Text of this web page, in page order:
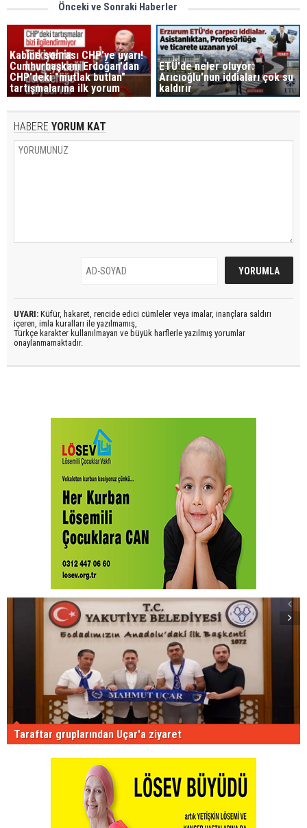
Önceki ve Sonraki Haberler
Kabine sonrası CHP'ye uyarı!
Cumhurbaşkanı Erdoğan'dan
CHP'deki "mutlak butlan"
tartışmalarına ilk yorum
ETÜ'de neler oluyor:
Arıcıoğlu'nun iddiaları çok su
kaldırır
HABERE YORUM KAT
UYARI: Küfür, hakaret, rencide edici cümleler veya imalar, inançlara saldırı
içeren, imla kuralları ile yazılmamış,
Türkçe karakter kullanılmayan ve büyük harflerle yazılmış yorumlar
onaylanmamaktadır.
Taraftar gruplarından Uçar'a ziyaret